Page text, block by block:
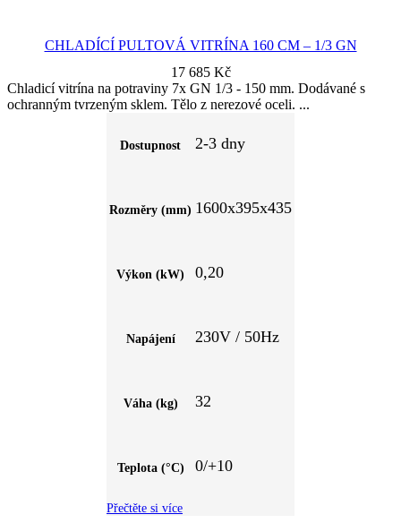
CHLADÍCÍ PULTOVÁ VITRÍNA 160 CM – 1/3 GN
17 685 Kč
Chladicí vitrína na potraviny 7x GN 1/3 - 150 mm. Dodávané s
ochranným tvrzeným sklem. Tělo z nerezové oceli.
Dostupnost 2-3 dny
Rozměry (mm) 1600x395x435
Výkon (kW) 0,20
Napájení 230V / 50Hz
Váha (kg) 32
Teplota (°C) 0/+10
Přečtěte si více